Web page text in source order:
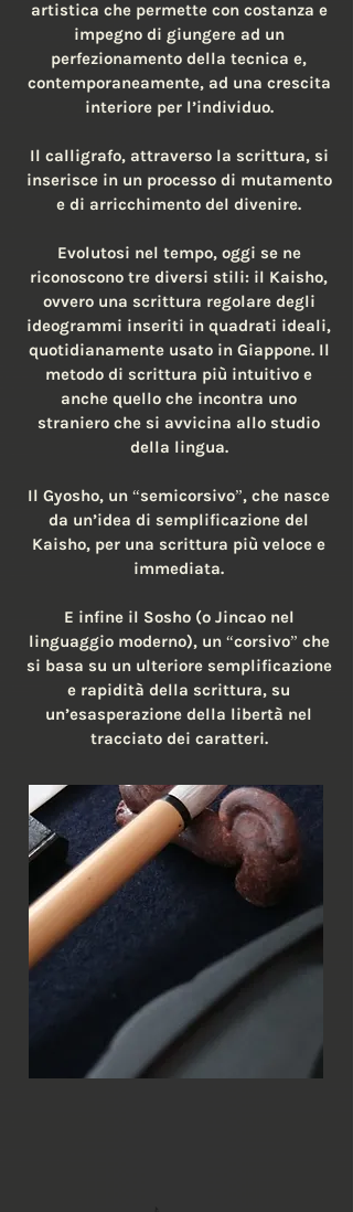
artistica che permette con costanza e
impegno di giungere ad un
perfezionamento della tecnica e,
contemporaneamente, ad una crescita
interiore per l’individuo.
Il calligrafo, attraverso la scrittura, si
inserisce in un processo di mutamento
e di arricchimento del divenire.
Evolutosi nel tempo, oggi se ne
riconoscono tre diversi stili: il Kaisho,
ovvero una scrittura regolare degli
ideogrammi inseriti in quadrati ideali,
quotidianamente usato in Giappone. Il
metodo di scrittura più intuitivo e
anche quello che incontra uno
straniero che si avvicina allo studio
della lingua.
Il Gyosho, un “semicorsivo”, che nasce
da un’idea di semplificazione del
Kaisho, per una scrittura più veloce e
immediata.
E infine il Sosho (o Jincao nel
linguaggio moderno), un “corsivo” che
si basa su un ulteriore semplificazione
e rapidità della scrittura, su
un’esasperazione della libertà nel
tracciato dei caratteri.